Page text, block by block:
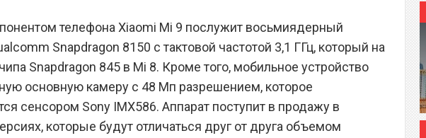
телефона Xiaomi Mi 9 послужит восьмиядерный
Snapdragon 8150 с тактовой частотой 3,1 ГГц, который на
Snapdragon 845 в Mi 8. Кроме того, мобильное устройство
основную камеру с 48 Мп разрешением, которое
сенсором Sony IMX586. Аппарат поступит в продажу в
которые будут отличаться друг от друга объемом